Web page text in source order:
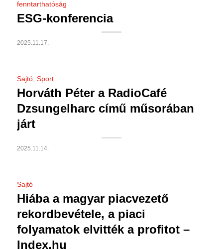
fenntarthatóság
ESG-konferencia
2025.11.17.
Sajtó, Sport
Horváth Péter a RadioCafé
Dzsungelharc című műsorában
járt
2025.11.14.
Sajtó
Hiába a magyar piacvezető
rekordbevétele, a piaci
folyamatok elvitték a profitot –
Index.hu